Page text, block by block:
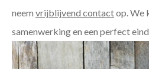
neem vrijblijvend contactop. We
samenwerking en een perfect